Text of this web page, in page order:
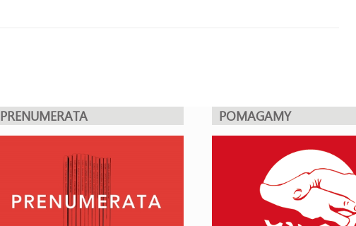
PRENUMERATA POMAGAMY